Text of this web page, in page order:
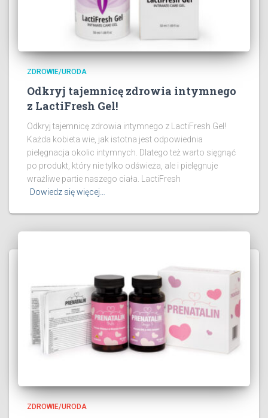
ZDROWIE/URODA
Odkryj tajemnicę zdrowia intymnego
z LactiFresh Gel!
Odkryj tajemnicę zdrowia intymnego z LactiFresh Gel!
Każda kobieta wie, jak istotna jest odpowiednia
pielęgnacja okolic intymnych. Dlatego też warto sięgnąć
po produkt, który nie tylko odświeża, ale i pielęgnuje
wrażliwe partie naszego ciała. LactiFresh
Dowiedz się więcej…
ZDROWIE/URODA